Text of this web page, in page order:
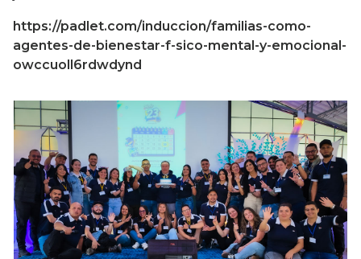
https://padlet.com/induccion/familias-como-
agentes-de-bienestar-f-sico-mental-y-emocional-
owccuoll6rdwdynd